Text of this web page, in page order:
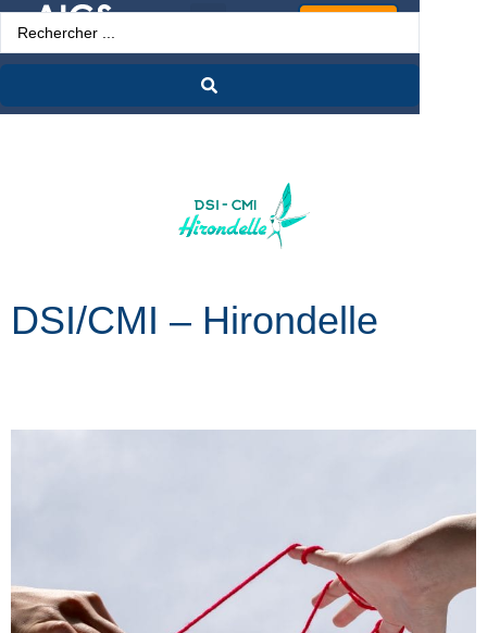
DSI/CMI – Hirondelle